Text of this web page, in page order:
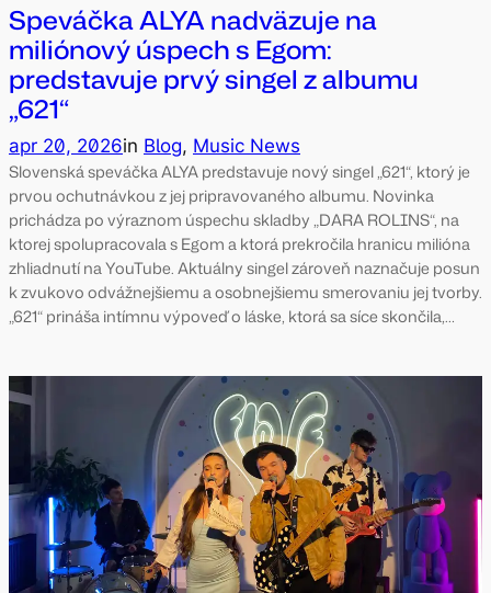
Speváčka ALYA nadväzuje na
miliónový úspech s Egom:
predstavuje prvý singel z albumu
„621“
apr 20, 2026in Blog, Music News
Slovenská speváčka ALYA predstavuje nový singel „621“, ktorý je
prvou ochutnávkou z jej pripravovaného albumu. Novinka
prichádza po výraznom úspechu skladby „DARA ROLINS“, na
ktorej spolupracovala s Egom a ktorá prekročila hranicu milióna
zhliadnutí na YouTube. Aktuálny singel zároveň naznačuje posun
k zvukovo odvážnejšiemu a osobnejšiemu smerovaniu jej tvorby.
„621“ prináša intímnu výpoveď o láske, ktorá sa síce skončila,…